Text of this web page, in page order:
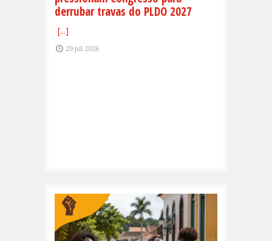
derrubar travas do PLDO 2027
[...]
29 jul 2026